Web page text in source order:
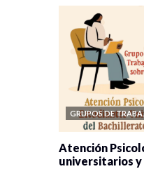
GRUPOS DE
Atención
universitarios